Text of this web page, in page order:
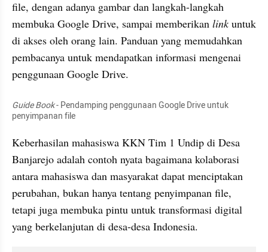
file, dengan adanya gambar dan langkah-langkah
membuka Google Drive, sampai memberikan link untuk
di akses oleh orang lain. Panduan yang memudahkan
pembacanya untuk mendapatkan informasi mengenai
penggunaan Google Drive.
Guide Book - Pendamping penggunaan Google Drive untuk
penyimpanan file
Keberhasilan mahasiswa KKN Tim 1 Undip di Desa
Banjarejo adalah contoh nyata bagaimana kolaborasi
antara mahasiswa dan masyarakat dapat menciptakan
perubahan, bukan hanya tentang penyimpanan file,
tetapi juga membuka pintu untuk transformasi digital
yang berkelanjutan di desa-desa Indonesia.